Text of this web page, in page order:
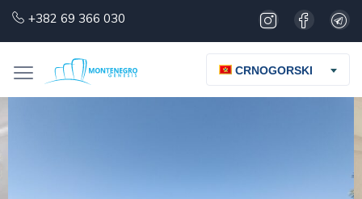
+382 69 366 030
CRNOGORSKI